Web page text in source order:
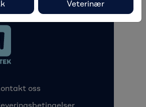
oss
Veterinær